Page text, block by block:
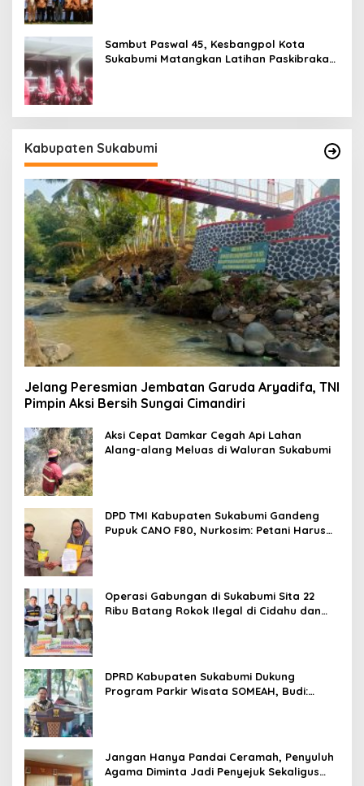
Sambut Paswal 45, Kesbangpol Kota
Sukabumi Matangkan Latihan Paskibraka
Kabupaten Sukabumi
Jelang Peresmian Jembatan Garuda Aryadifa, TNI
Pimpin Aksi Bersih Sungai Cimandiri
Aksi Cepat Damkar Cegah Api Lahan
Alang-alang Meluas di Waluran Sukabumi
DPD TMI Kabupaten Sukabumi Gandeng
Pupuk CANO F80, Nurkosim: Petani Harus
Operasi Gabungan di Sukabumi Sita 22
Ribu Batang Rokok Ilegal di Cidahu dan
DPRD Kabupaten Sukabumi Dukung
Program Parkir Wisata SOMEAH, Budi:
Jangan Hanya Pandai Ceramah, Penyuluh
Agama Diminta Jadi Penyejuk Sekaligus